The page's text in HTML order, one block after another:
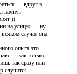
— вдруг в
начнут
))
на улице» — ну
случае она
опыта это
— как только
так сразу или
случится